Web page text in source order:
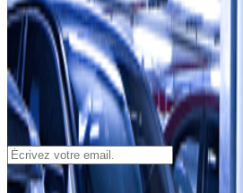
Inscrivez-vous à notre
découvrez des
bien d'autres surprises.
*En vous inscrivant, vous acceptez